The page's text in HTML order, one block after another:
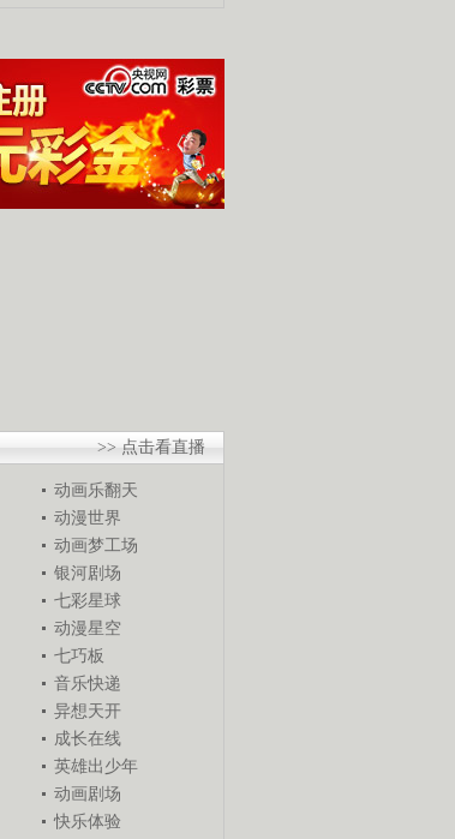
>> 点击看直播
动画乐翻天
动漫世界
动画梦工场
银河剧场
七彩星球
动漫星空
七巧板
音乐快递
异想天开
成长在线
英雄出少年
动画剧场
快乐体验